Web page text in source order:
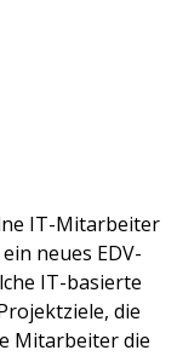
IT-Mitarbeiter
neues EDV-
IT-basierte
die
Mitarbeiter die